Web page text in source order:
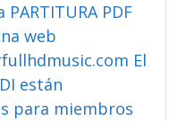
PDF
web
El
están
para miembros